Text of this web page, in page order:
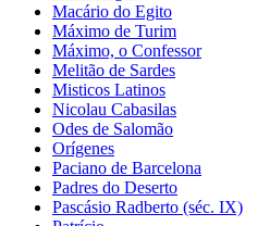
Macário do Egito
Máximo de Turim
Máximo, o Confessor
Melitão de Sardes
Misticos Latinos
Nicolau Cabasilas
Odes de Salomão
Orígenes
Paciano de Barcelona
Padres do Deserto
Pascásio Radberto (séc. IX)